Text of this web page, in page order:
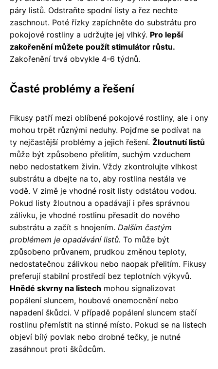
páry listů. Odstraňte spodní listy a řez nechte
zaschnout. Poté řízky zapíchněte do substrátu pro
pokojové rostliny a udržujte jej vlhký. Pro lepší
zakořenění můžete použít stimulátor růstu.
Zakořenění trvá obvykle 4-6 týdnů.
Časté problémy a řešení
Fikusy patří mezi oblíbené pokojové rostliny, ale i ony
mohou trpět různými neduhy. Pojďme se podívat na
ty nejčastější problémy a jejich řešení. Žloutnutí listů
může být způsobeno přelitím, suchým vzduchem
nebo nedostatkem živin. Vždy zkontrolujte vlhkost
substrátu a dbejte na to, aby rostlina nestála ve
vodě. V zimě je vhodné rosit listy odstátou vodou.
Pokud listy žloutnou a opadávají i přes správnou
zálivku, je vhodné rostlinu přesadit do nového
substrátu a začít s hnojením. Dalším častým
problémem je opadávání listů. To může být
způsobeno průvanem, prudkou změnou teploty,
nedostatečnou zálivkou nebo naopak přelitím. Fikusy
preferují stabilní prostředí bez teplotních výkyvů.
Hnědé skvrny na listech mohou signalizovat
popálení sluncem, houbové onemocnění nebo
napadení škůdci. V případě popálení sluncem stačí
rostlinu přemístit na stinné místo. Pokud se na listech
objeví bílý povlak nebo drobné tečky, je nutné
zasáhnout proti škůdcům.